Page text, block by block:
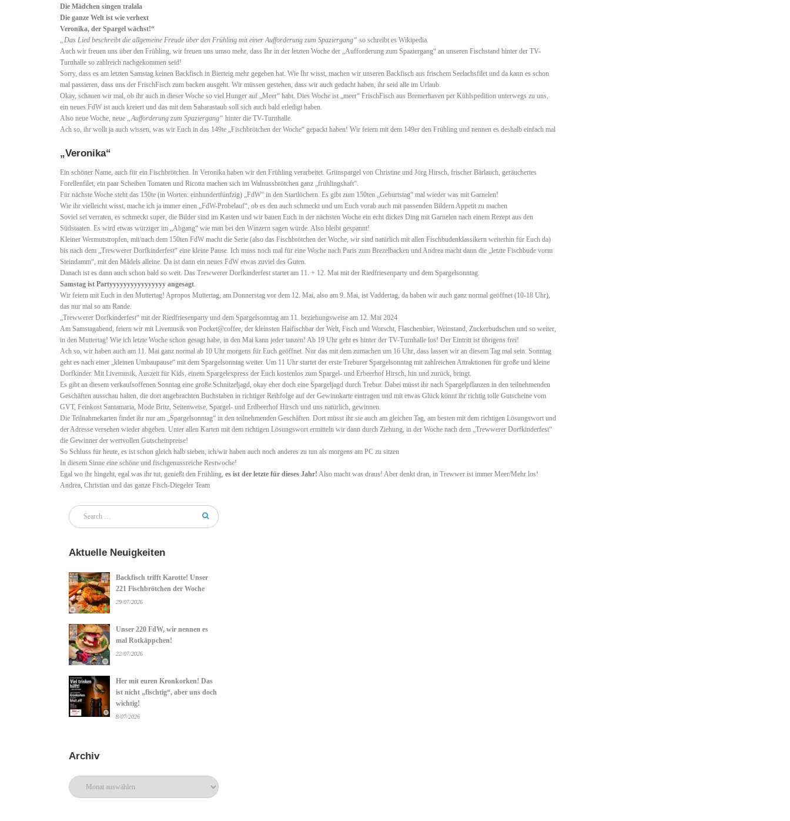
Die Mädchen singen tralala
Die ganze Welt ist wie verhext
Veronika, der Spargel wächst!“
„Das Lied beschreibt die allgemeine Freude über den Frühling mit einer Aufforderung zum Spaziergang“ so schreibt es Wikipedia.
Auch wir freuen uns über den Frühling, wir freuen uns umso mehr, dass Ihr in der letzten Woche der „Aufforderung zum Spaziergang“ an unseren Fischstand hinter der TV-
Turnhalle so zahlreich nachgekommen seid!
Sorry, dass es am letzten Samstag keinen Backfisch in Bierteig mehr gegeben hat. Wie Ihr wisst, machen wir unseren Backfisch aus frischem Seelachsfilet und da kann es schon
mal passieren, dass uns der FrischFisch zum backen ausgeht. Wir müssen gestehen, dass wir auch gedacht haben, ihr seid alle im Urlaub.
Okay, schauen wir mal, ob ihr auch in dieser Woche so viel Hunger auf „Meer“ habt. Dies Woche ist „meer“ FrischFisch aus Bremerhaven per Kühlspedition unterwegs zu uns,
ein neues FdW ist auch kreiert und das mit dem Saharastaub soll sich auch bald erledigt haben.
Also neue Woche, neue
„Aufforderung zum Spaziergang“ hinter die TV-Turnhalle.
Ach so, ihr wollt ja auch wissen, was wir Euch in das 149te „Fischbrötchen der Woche“ gepackt haben! Wir feiern mit dem 149er den Frühling und nennen es deshalb einfach mal
„Veronika“
Ein schöner Name, auch für ein Fischbrötchen. In Veronika haben wir den Frühling verarbeitet. Grünspargel von Christine und Jörg Hirsch, frischer Bärlauch, geräuchertes
Forellenfilet, ein paar Scheiben Tomaten und Ricotta machen sich im Walnussbrötchen ganz „frühlingshaft“.
Für nächste Woche steht das 150te (in Worten: einhundertfünfzig) „FdW“ in den Startlöchern. Es gibt zum 150ten „Geburtstag“ mal wieder was mit Garnelen!
Wie ihr vielleicht wisst, mache ich ja immer einen „FdW-Probelauf“, ob es den auch schmeckt und um Euch vorab auch mit passenden Bildern Appetit zu machen
Soviel sei verraten, es schmeckt super, die Bilder sind im Kasten und wir bauen Euch in der nächsten Woche ein echt dickes Ding mit Garnelen nach einem Rezept aus den
Südstaaten. Es wird etwas würziger im „Abgang“ wie man bei den Winzern sagen würde. Also bleibt gespannt!
Kleiner Wermutstropfen, mit/nach dem 150ten FdW macht die Serie (also das Fischbrötchen der Woche, wir sind natürlich mit allen Fischbudenklassikern weiterhin für Euch da)
bis nach dem „Trewwerer Dorfkinderfest“ eine kleine Pause. Ich muss noch mal für eine Woche nach Paris zum Brezelbacken und Andrea macht dann die „letzte Fischbude vorm
Steindamm“, mit den Mädels alleine. Da ist dann ein neues FdW etwas zuviel des Guten.
Danach ist es dann auch schon bald so weit. Das Trewwerer Dorfkinderfest startet am 11. + 12. Mai mit der Riedfriesenparty und dem Spargelsonntag.
Samstag ist Partyyyyyyyyyyyyyyyy angesagt.
Wir feiern mit Euch in den Muttertag! Apropos Muttertag, am Donnerstag vor dem 12. Mai, also am 9. Mai, ist Vaddertag, da haben wir auch ganz normal geöffnet (10-18 Uhr),
das nur mal so am Rande.
„Trewwerer Dorfkinderfest“ mit der Riedfriesenparty und dem Spargelsonntag am 11. beziehungsweise am 12. Mai 2024
Am Samstagabend, feiern wir mit Livemusik von Pocket@coffee, der kleinsten Haifischbar der Welt, Fisch und Worscht, Flaschenbier, Weinstand, Zuckerbudschen und so weiter,
in den Muttertag! Wie ich letzte Woche schon gesagt habe, in den Mai kann jeder tanzen! Ab 19 Uhr geht es hinter der TV-Turnhalle los! Der Eintritt ist übrigens frei!
Ach so, wir haben auch am 11. Mai ganz normal ab 10 Uhr morgens für Euch geöffnet. Nur das mit dem zumachen um 16 Uhr, dass lassen wir an diesem Tag mal sein. Sonntag
geht es nach einer „kleinen Umbaupause“ mit dem Spargelsonntag weiter. Um 11 Uhr startet der erste Treburer Spargelsonntag mit zahlreichen Attraktionen für große und kleine
Dorfkinder. Mit Livemusik, Auszeit für Kids, einem Spargelexpress der Euch kostenlos zum Spargel- und Erbeerhof Hirsch, hin und zurück, bringt.
Es gibt an diesem verkaufsoffenen Sonntag eine große Schnitzeljagd, okay eher doch eine Spargeljagd durch Trebur. Dabei müsst ihr nach Spargelpflanzen in den teilnehmenden
Geschäften ausschau halten, die dort angebrachten Buchstaben in richtiger Reihfolge auf der Gewinnkarte eintragen und mit etwas Glück könnt ihr richtig tolle Gutscheine vom
GVT, Feinkost Santamaria, Mode Britz, Seitenweise, Spargel- und Erdbeerhof Hirsch und uns natürlich, gewinnen.
Die Teilnahmekarten findet ihr nur am „Spargelsonntag“ in den teilnehmenden Geschäften. Dort müsst ihr sie auch am gleichen Tag, am besten mit dem richtigen Lösungswort und
der Adresse versehen wieder abgeben. Unter allen Karten mit dem richtigen Lösungswort ermitteln wir dann durch Ziehung, in der Woche nach dem „Trewwerer Dorfkinderfest“
die Gewinner der wertvollen Gutscheinpreise!
So Schluss für heute, es ist schon gleich halb sieben, ich/wir haben auch noch anderes zu tun als morgens am PC zu sitzen
In diesem Sinne eine schöne und fischgenussreiche Restwoche!
Egal wo ihr hingeht, egal was ihr tut, genießt den Frühling, es ist der letzte für dieses Jahr! Also macht was draus! Aber denkt dran, in Trewwer ist immer Meer/Mehr los!
Andrea, Christian und das ganze Fisch-Diegeler Team
Aktuelle Neuigkeiten
Backfisch trifft Karotte! Unser
221 Fischbrötchen der Woche
29/07/2026
Unser 220 FdW, wir nennen es
mal Rotkäppchen!
22/07/2026
Her mit euren Kronkorken! Das
ist nicht „fischtig“, aber uns doch
wichtig!
8/07/2026
Archiv
Archiv